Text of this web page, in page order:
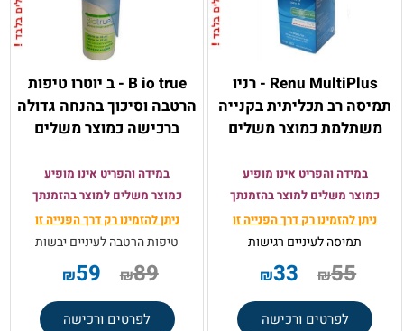
Renu MultiPlus - רניו
תמיסה רב תכליתית בקנייה
משתלמת כמוצר משלים
במידה והפריט אינו מופיע
כמוצר משלים למוצר בהזמנתך
ניתן להזמינו רק דרך הפנייה זו
תמיסהלעיניים רגישות
₪55
₪33
לפרטים ורכישה
B io true - ב יוטרו טיפות
הרטבה וסיכוך בהנחה גדולה
ברכישה כמוצר משלים
במידה והפריט אינו מופיע
כמוצר משלים למוצר בהזמנתך
ניתן להזמינו רק דרך הפנייה זו
טיפות הרטבה לעיניים יבשות
₪89
₪59
לפרטים ורכישה